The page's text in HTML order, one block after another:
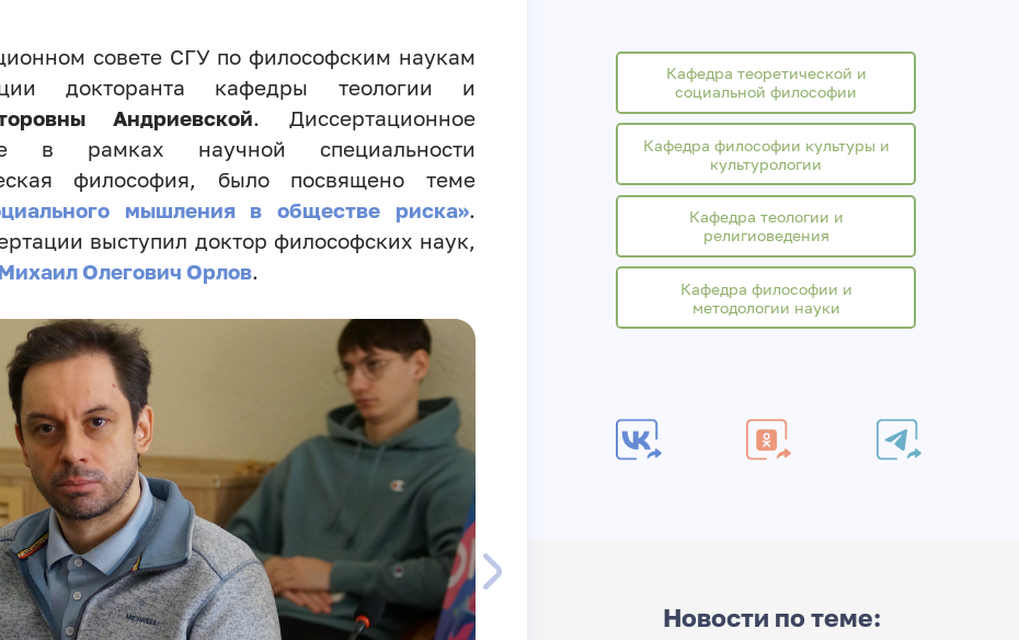
совете СГУ по философским наукам
докторанта кафедры теологии и
Андриевской. Диссертационное
в рамках научной специальности
философия, было посвящено теме
мышления в обществе риска».
выступил доктор философских наук,
Олегович Орлов.
Кафедра теоретической и
социальной философии
Кафедра философии культуры и
культурологии
Кафедра теологии и
религиоведения
Кафедра философии и
методологии науки
Новости по теме: